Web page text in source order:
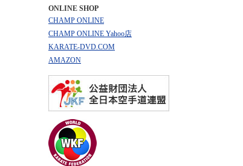
ONLINE SHOP
CHAMP ONLINE
CHAMP ONLINE Yahoo店
KARATE-DVD.COM
AMAZON